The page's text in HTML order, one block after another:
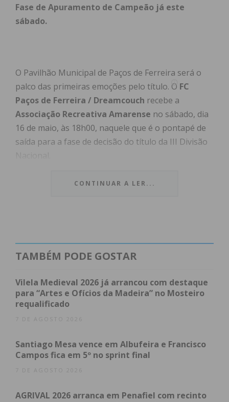
Fase de Apuramento de Campeão já este
sábado.
O Pavilhão Municipal de Paços de Ferreira será o
palco das primeiras emoções pelo título. O FC
Paços de Ferreira / Dreamcouch recebe a
Associação Recreativa Amarense no sábado, dia
16 de maio, às 18h00, naquele que é o pontapé de
saída para a fase de decisão do título da III Divisão
O emocionante apuramento dos
A chegada a esta fase da decisão foi carimbada com
era altamente desfavorável para a formação
pacense: ocupavam o segundo lugar, a três pontos
de distância do líder Lusitânia de Lourosa.
Numa tarde onde “os astros se alinharam”, oPaços
CONTINUAR A LER...
TAMBÉM PODE GOSTAR
Vilela Medieval 2026 já arrancou com destaque
para “Artes e Ofícios da Madeira” no Mosteiro
requalificado
7 DE AGOSTO 2026
Santiago Mesa vence em Albufeira e Francisco
Campos fica em 5º no sprint final
7 DE AGOSTO 2026
AGRIVAL 2026 arranca em Penafiel com recinto